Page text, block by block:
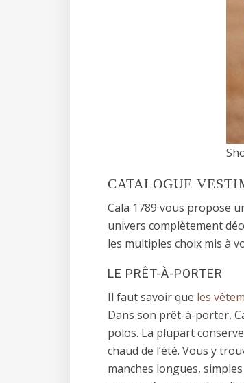
CATALOGUE
Cala 1789 vous propose
univers complètement
les multiples choix mis à
LE PRÊT-À-PORTER
Il faut savoir que les
Dans son prêt-à-porter,
polos. La plupart
chaud de l’été. Vous y
manches longues,